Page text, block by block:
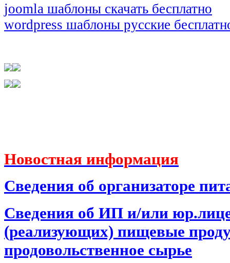
joomla шаблоны скачать бесплатно
wordpress шаблоны русские
Новостная информация
Сведения об организаторе
Сведения об ИП и/или
(реализующих) пищевые
продовольственное сырье